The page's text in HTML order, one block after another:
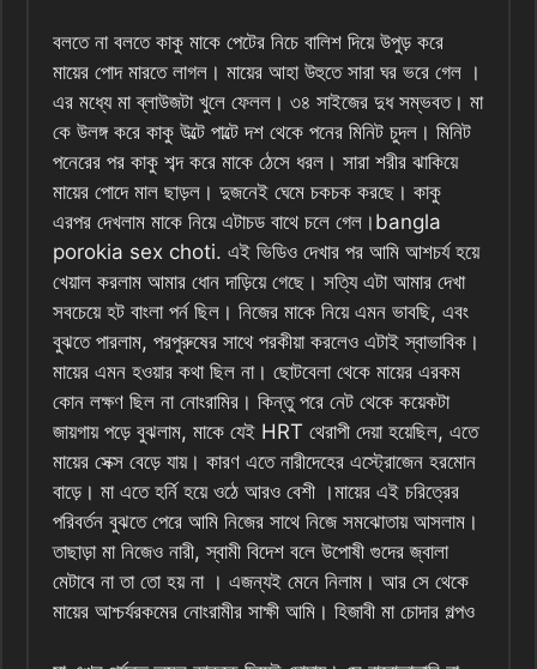
বলতে না বলতে কাকু মাকে পেটের নিচে বালিশ দিয়ে উপুড় করে
মায়ের পোদ মারতে লাগল। মায়ের আহা উহুতে সারা ঘর ভরে গেল ।
এর মধ্যে মা ব্লাউজটা খুলে ফেলল। ৩৪ সাইজের দুধ সম্ভবত। মা
কে উলঙ্গ করে কাকু উল্টে পাল্টে দশ থেকে পনের মিনিট চুদল। মিনিট
পনেরের পর কাকু শব্দ করে মাকে ঠেসে ধরল। সারা শরীর ঝাকিয়ে
মায়ের পোদে মাল ছাড়ল। দুজনেই ঘেমে চকচক করছে। কাকু
এরপর দেখলাম মাকে নিয়ে এটাচড বাথে চলে গেল।bangla
porokia sex choti. এই ভিডিও দেখার পর আমি আশচর্য হয়ে
খেয়াল করলাম আমার ধোন দাড়িয়ে গেছে। সত্যি এটা আমার দেখা
সবচেয়ে হট বাংলা পর্ন ছিল। নিজের মাকে নিয়ে এমন ভাবছি, এবং
বুঝতে পারলাম, পরপুরুষের সাথে পরকীয়া করলেও এটাই স্বাভাবিক।
মায়ের এমন হওয়ার কথা ছিল না। ছোটবেলা থেকে মায়ের এরকম
কোন লক্ষণ ছিল না নোংরামির। কিন্তু পরে নেট থেকে কয়েকটা
জায়গায় পড়ে বুঝলাম, মাকে যেই HRT থেরাপী দেয়া হয়েছিল, এতে
মায়ের সেক্স বেড়ে যায়। কারণ এতে নারীদেহের এস্ট্রোজেন হরমোন
বাড়ে। মা এতে হর্নি হয়ে ওঠে আরও বেশী ।মায়ের এই চরিত্রের
পরিবর্তন বুঝতে পেরে আমি নিজের সাথে নিজে সমঝোতায় আসলাম।
তাছাড়া মা নিজেও নারী, স্বামী বিদেশ বলে উপোষী গুদের জ্বালা
মেটাবে না তা তো হয় না । এজন্যই মেনে নিলাম।‌ আর সে থেকে
মায়ের আশ্চর্যরকমের নোংরামীর সাক্ষী আমি। হিজাবী মা চোদার গল্পও